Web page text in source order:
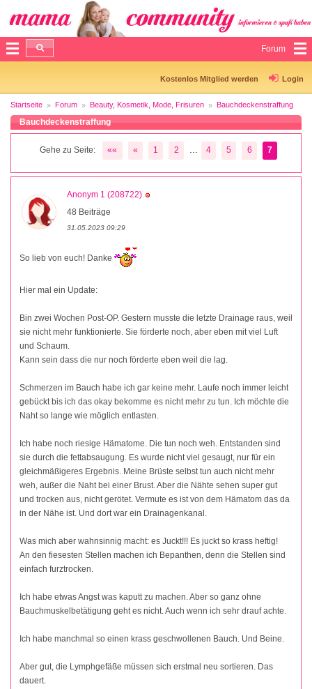
Forum
Kostenlos Mitglied werden Login
Startseite Forum Beauty, Kosmetik, Mode, Frisuren Bauchdeckenstraffung
Bauchdeckenstraffung
Gehe zu Seite: «« « 1 2 4 5 6 7
Anonym 1 (208722)
48 Beiträge
31.05.2023 09:29
So lieb von euch! Danke
Hier mal ein Update:
Bin zwei Wochen Post-OP. Gestern musste die letzte Drainage raus, weil
sie nicht mehr funktionierte. Sie förderte noch, aber eben mit viel Luft
und Schaum.
Kann sein dass die nur noch förderte eben weil die lag.
Schmerzen im Bauch habe ich gar keine mehr. Laufe noch immer leicht
gebückt bis ich das okay bekomme es nicht mehr zu tun. Ich möchte die
Naht so lange wie möglich entlasten.
Ich habe noch riesige Hämatome. Die tun noch weh. Entstanden sind
sie durch die fettabsaugung. Es wurde nicht viel gesaugt, nur für ein
gleichmäßigeres Ergebnis. Meine Brüste selbst tun auch nicht mehr
weh, außer die Naht bei einer Brust. Aber die Nähte sehen super gut
und trocken aus, nicht gerötet. Vermute es ist von dem Hämatom das da
in der Nähe ist. Und dort war ein Drainagenkanal.
Was mich aber wahnsinnig macht: es Juckt!!! Es juckt so krass heftig!
An den fiesesten Stellen machen ich Bepanthen, denn die Stellen sind
einfach furztrocken.
Ich habe etwas Angst was kaputt zu machen. Aber so ganz ohne
Bauchmuskelbetätigung geht es nicht. Auch wenn ich sehr drauf achte.
Ich habe manchmal so einen krass geschwollenen Bauch. Und Beine.
Aber gut, die Lymphgefäße müssen sich erstmal neu sortieren. Das
dauert.